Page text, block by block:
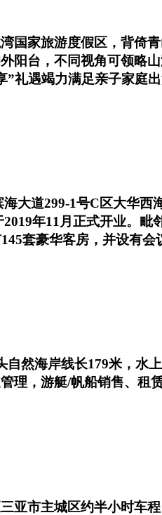
国家旅游度假区，背倚
阳台，不同视角可领略
礼遇竭力满足亲子家庭
大道299-1号C区大华
年11月正式开业。
套豪华客房，并设有
然海岸线长179米，水
理，游艇/帆船销售、租
亚市主城区约半小时车